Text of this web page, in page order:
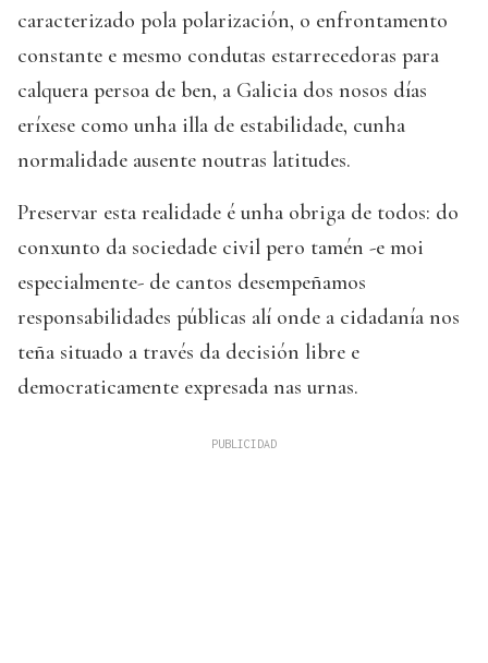
caracterizado pola polarización, o enfrontamento
constante e mesmo condutas estarrecedoras para
calquera persoa de ben, a Galicia dos nosos días
eríxese como unha illa de estabilidade, cunha
normalidade ausente noutras latitudes.
Preservar esta realidade é unha obriga de todos: do
conxunto da sociedade civil pero tamén -e moi
especialmente- de cantos desempeñamos
responsabilidades públicas alí onde a cidadanía nos
teña situado a través da decisión libre e
democraticamente expresada nas urnas.